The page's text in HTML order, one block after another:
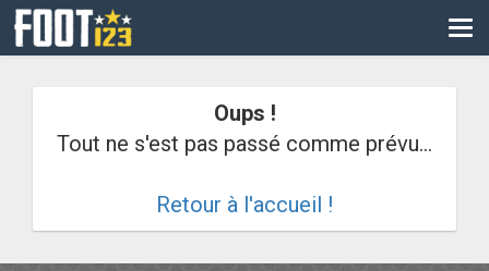
CM
Oups !
Tout ne s'est pas passé comme prévu...
Retour à l'accueil !